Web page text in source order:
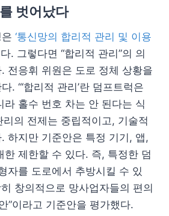
벗어났다
‘통신망의 합리적 관리 및 이용
. 그렇다면 “합리적 관리”의 의
전응휘 위원은 도로 정체 상황을
. “‘합리적 관리’란 덤프트럭은
라 홀수 번호 차는 안 된다는 식
리의 전제는 중립적이고, 기술적
하지만 기준안은 특정 기기, 앱,
한 제한할 수 있다. 즉, 특정한 덤
자를 도로에서 추방시킬 수 있
창의적으로 망사업자들의 편의
”이라고 기준안을 평가했다.